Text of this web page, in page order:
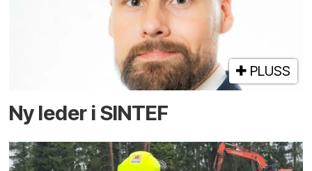
PLUSS
Ny leder i SINTEF